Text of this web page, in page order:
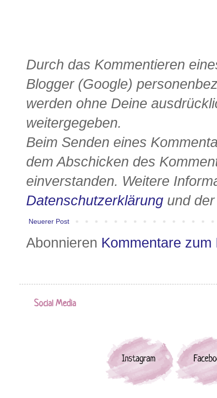
Durch das Kommentieren
Blogger (Google)
werden ohne Deine
weitergegeben.
Beim Senden eines
dem Abschicken des
einverstanden. Weitere
Datenschutzerklärung und
Neuerer Post
Abonnieren Kommentare zum
Social Media